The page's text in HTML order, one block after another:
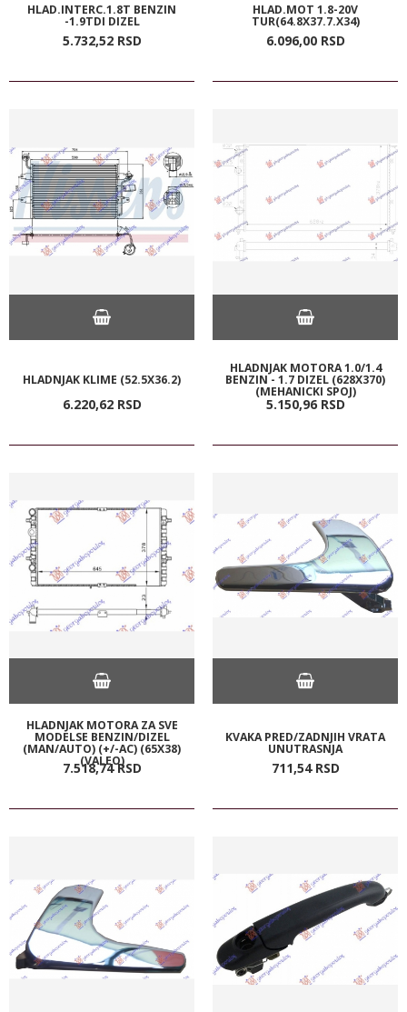
HLAD.INTERC.1.8T BENZIN
-1.9TDI DIZEL
5.732,52 RSD
HLAD.MOT 1.8-20V
TUR(64.8X37.7.X34)
6.096,00 RSD
HLADNJAK KLIME (52.5X36.2)
6.220,62 RSD
HLADNJAK MOTORA 1.0/1.4
BENZIN - 1.7 DIZEL (628X370)
(MEHANICKI SPOJ)
5.150,96 RSD
HLADNJAK MOTORA ZA SVE
MODELSE BENZIN/DIZEL
(MAN/AUTO) (+/-AC) (65X38)
(VALEO)
7.518,74 RSD
KVAKA PRED/ZADNJIH VRATA
UNUTRASNJA
711,54 RSD